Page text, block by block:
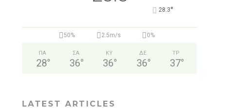
28.3°
50% 2.5m/s 0%
ΠΑ
28°
ΣΑ
36°
ΚΥ
36°
ΔΕ
36°
ΤΡ
37°
LATEST ARTICLES